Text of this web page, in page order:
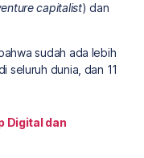
capitalist) dan
sudah ada lebih
seluruh dunia, dan 11
Digital dan